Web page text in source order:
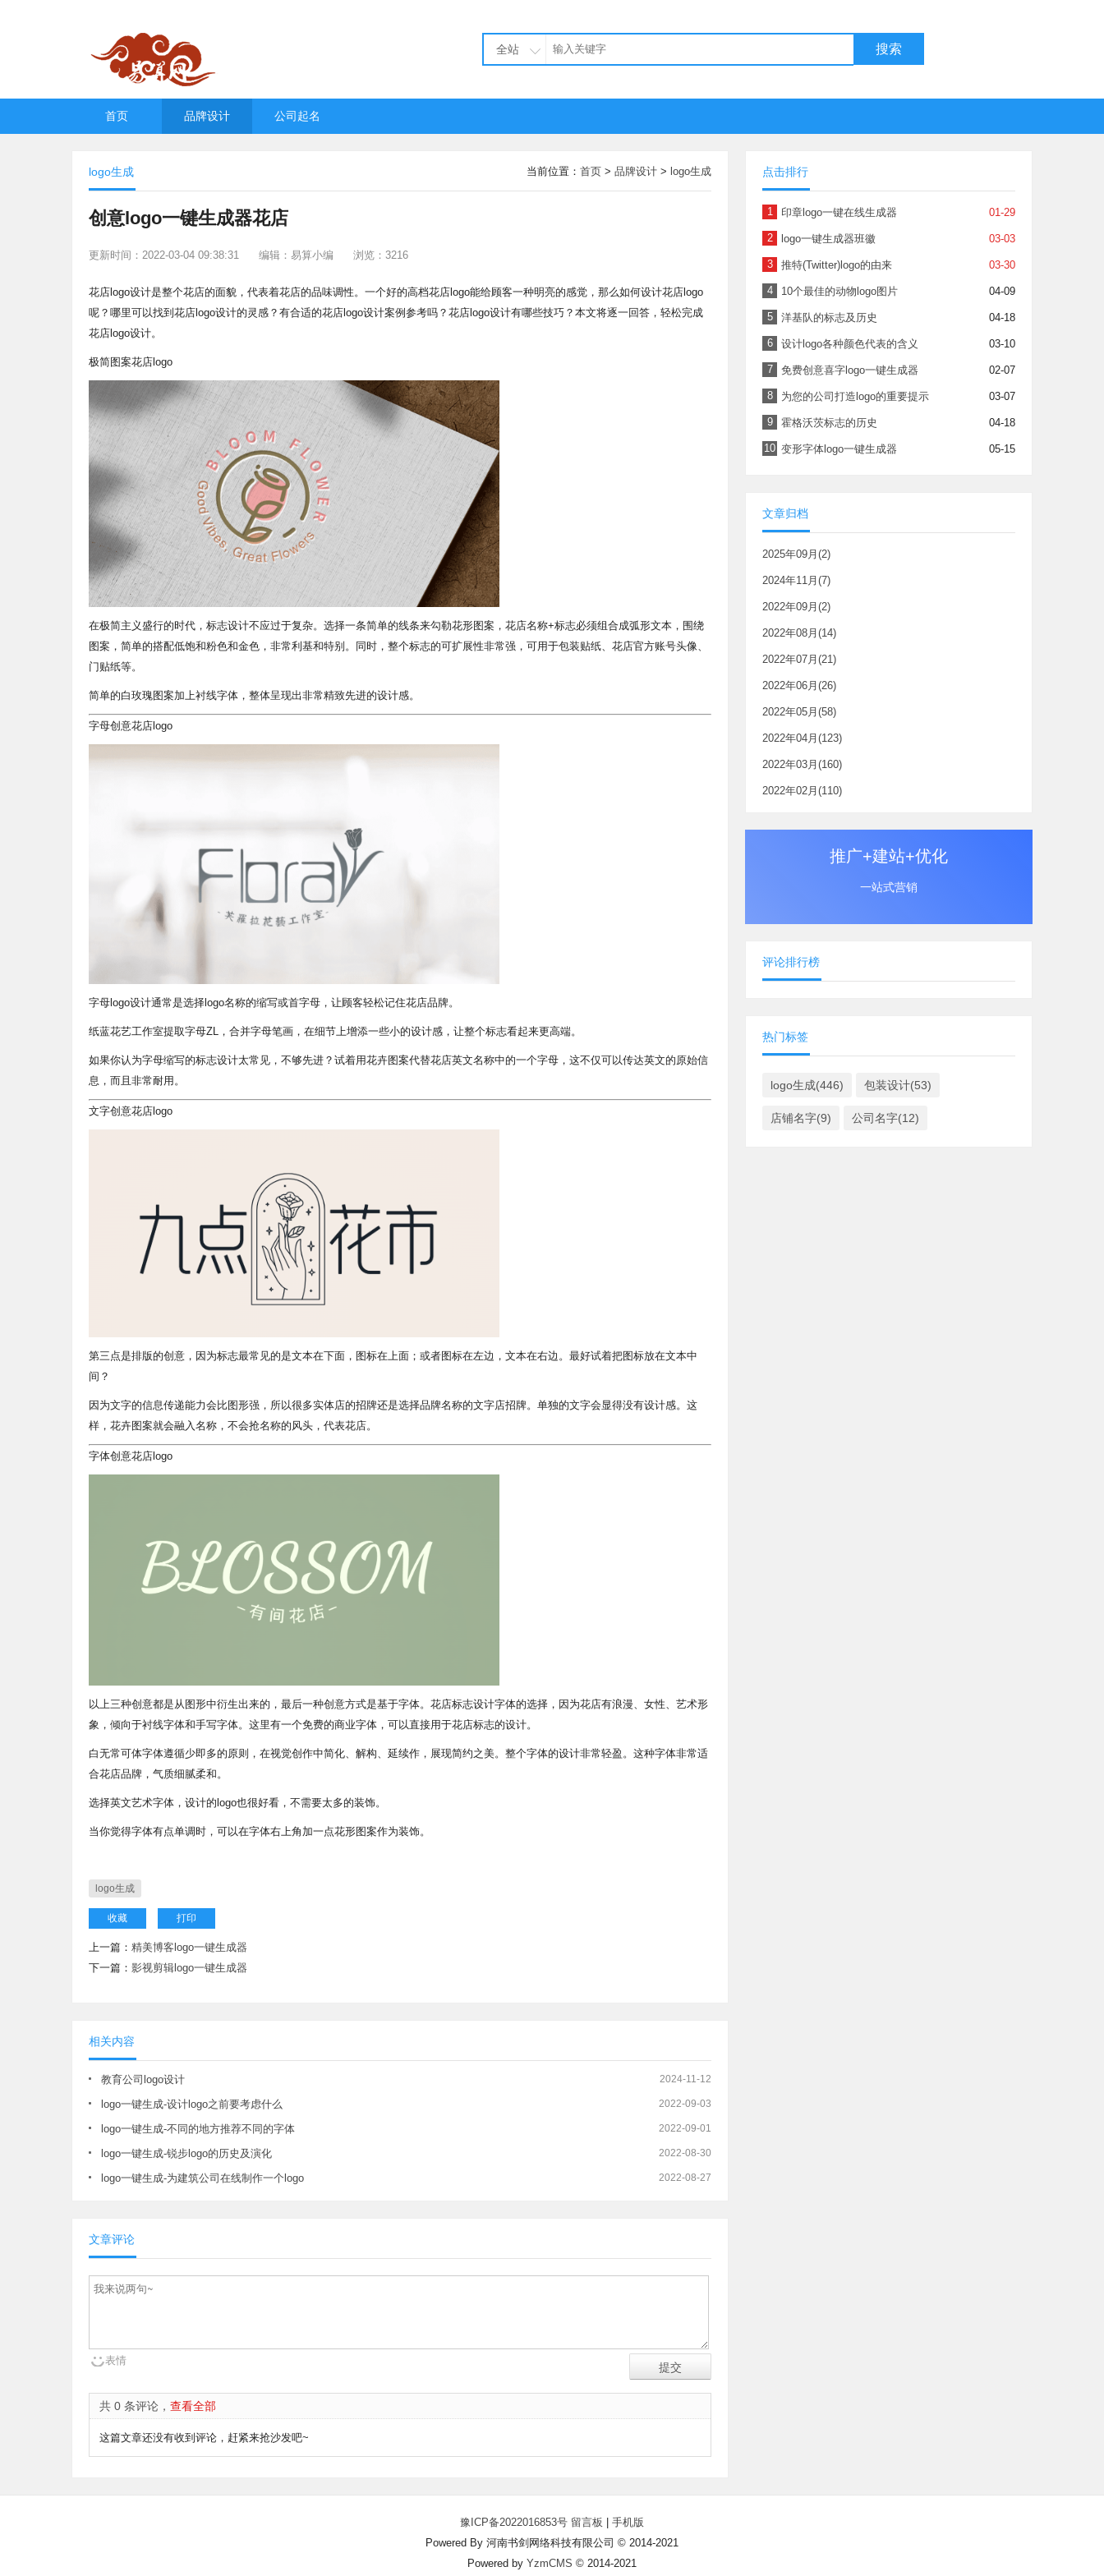
全站 搜索
首页 品牌设计 公司起名
logo生成 当前位置： 首页 > 品牌设计 > logo生成
创意logo一键生成器花店
更新时间：2022-03-04 09:38:31 编辑：易算小编 浏览：3216
花店logo设计是整个花店的面貌，代表着花店的品味调性。一个好的高档花店logo能给顾客一种明亮的感觉，那么如何设计花店logo
呢？哪里可以找到花店logo设计的灵感？有合适的花店logo设计案例参考吗？花店logo设计有哪些技巧？本文将逐一回答，轻松完成
花店logo设计。
极简图案花店logo
在极简主义盛行的时代，标志设计不应过于复杂。选择一条简单的线条来勾勒花形图案，花店名称+标志必须组合成弧形文本，围绕
图案，简单的搭配低饱和粉色和金色，非常利基和特别。同时，整个标志的可扩展性非常强，可用于包装贴纸、花店官方账号头像、
门贴纸等。
简单的白玫瑰图案加上衬线字体，整体呈现出非常精致先进的设计感。
字母创意花店logo
字母logo设计通常是选择logo名称的缩写或首字母，让顾客轻松记住花店品牌。
纸蓝花艺工作室提取字母ZL，合并字母笔画，在细节上增添一些小的设计感，让整个标志看起来更高端。
如果你认为字母缩写的标志设计太常见，不够先进？试着用花卉图案代替花店英文名称中的一个字母，这不仅可以传达英文的原始信
息，而且非常耐用。
文字创意花店logo
第三点是排版的创意，因为标志最常见的是文本在下面，图标在上面；或者图标在左边，文本在右边。最好试着把图标放在文本中
间？
因为文字的信息传递能力会比图形强，所以很多实体店的招牌还是选择品牌名称的文字店招牌。单独的文字会显得没有设计感。这
样，花卉图案就会融入名称，不会抢名称的风头，代表花店。
字体创意花店logo
以上三种创意都是从图形中衍生出来的，最后一种创意方式是基于字体。花店标志设计字体的选择，因为花店有浪漫、女性、艺术形
象，倾向于衬线字体和手写字体。这里有一个免费的商业字体，可以直接用于花店标志的设计。
白无常可体字体遵循少即多的原则，在视觉创作中简化、解构、延续作，展现简约之美。整个字体的设计非常轻盈。这种字体非常适
合花店品牌，气质细腻柔和。
选择英文艺术字体，设计的logo也很好看，不需要太多的装饰。
当你觉得字体有点单调时，可以在字体右上角加一点花形图案作为装饰。
logo生成
收藏 打印
上一篇： 精美博客logo一键生成器
下一篇： 影视剪辑logo一键生成器
相关内容
2024-11-12
教育公司logo设计
2022-09-03
logo一键生成-设计logo之前要考虑什么
2022-09-01
logo一键生成-不同的地方推荐不同的字体
2022-08-30
logo一键生成-锐步logo的历史及演化
2022-08-27
logo一键生成-为建筑公司在线制作一个logo
文章评论
表情
共 0 条评论， 查看全部
这篇文章还没有收到评论，赶紧来抢沙发吧~
点击排行
1 01-29
印章logo一键在线生成器
2 03-03
logo一键生成器班徽
3 03-30
推特(Twitter)logo的由来
4 04-09
10个最佳的动物logo图片
5 04-18
洋基队的标志及历史
6 03-10
设计logo各种颜色代表的含义
7 02-07
免费创意喜字logo一键生成器
8 03-07
为您的公司打造logo的重要提示
9 04-18
霍格沃茨标志的历史
10 05-15
变形字体logo一键生成器
文章归档
2025年09月(2)
2024年11月(7)
2022年09月(2)
2022年08月(14)
2022年07月(21)
2022年06月(26)
2022年05月(58)
2022年04月(123)
2022年03月(160)
2022年02月(110)
推广+建站+优化
一站式营销
评论排行榜
热门标签
logo生成(446) 包装设计(53)
店铺名字(9) 公司名字(12)
豫ICP备2022016853号 留言板
手机版
Powered By 河南书剑网络科技有限公司 © 2014-2021
Powered by YzmCMS © 2014-2021